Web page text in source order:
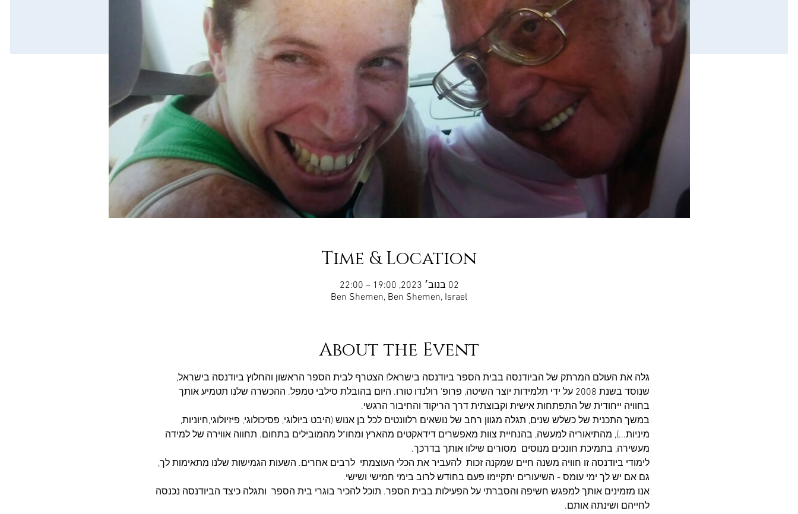
Time & Location
02 בנוב׳ 2023, 19:00 – 22:00
Ben Shemen, Ben Shemen, Israel
About the Event
גלה את העולם המרתק של הביודנסה בבית הספר ביודנסה בישראל! הצטרף לבית הספר הראשון והחלוץ ביודנסה בישראל,
שנוסד בשנת 2008 על ידי תלמידות יוצר השיטה, פרופ' רולנדו טורו. היום בהובלת סילבי טמפל. ההכשרה שלנו תטמיע אותך
בחוויה ייחודית של התפתחות אישית וקבוצתית דרך הריקוד והחיבור הרגשי.
במשך התכנית של כשלש שנים, תגלה מגוון רחב של נושאים רלוונטים לכל בן אנוש (היבט ביולוגי, פסיכולוגי, פיזיולוגי,חיוניות,
מיניות...), מהתיאוריה למעשה, בהנחיית צוות מאפשרים דידאקטים מהארץ ומחו"ל מהמובילים בתחום. תחווה אווירה של למידה
מעשירה, בתמיכת חונכים מנוסים  מסורים שילוו אותך בדרכך.
לימודי ביודנסה זו חוויה משנה חיים שמקנה זכות  להעביר את הכלי העוצמתי  לרבים אחרים. השעות הגמישות שלנו מתאימות לך,
גם אם יש לך ימי עומס - השיעורים יתקיימו פעם בחודש לרוב בימי חמישי ושישי.
אנו מזמינים אותך למפגש חשיפה והסברתי על הפעילות בבית הספר. תוכל להכיר בוגרי בית הספר  ותגלה כיצד הביודנסה נכנסה
לחייהם ושינתה אותם.